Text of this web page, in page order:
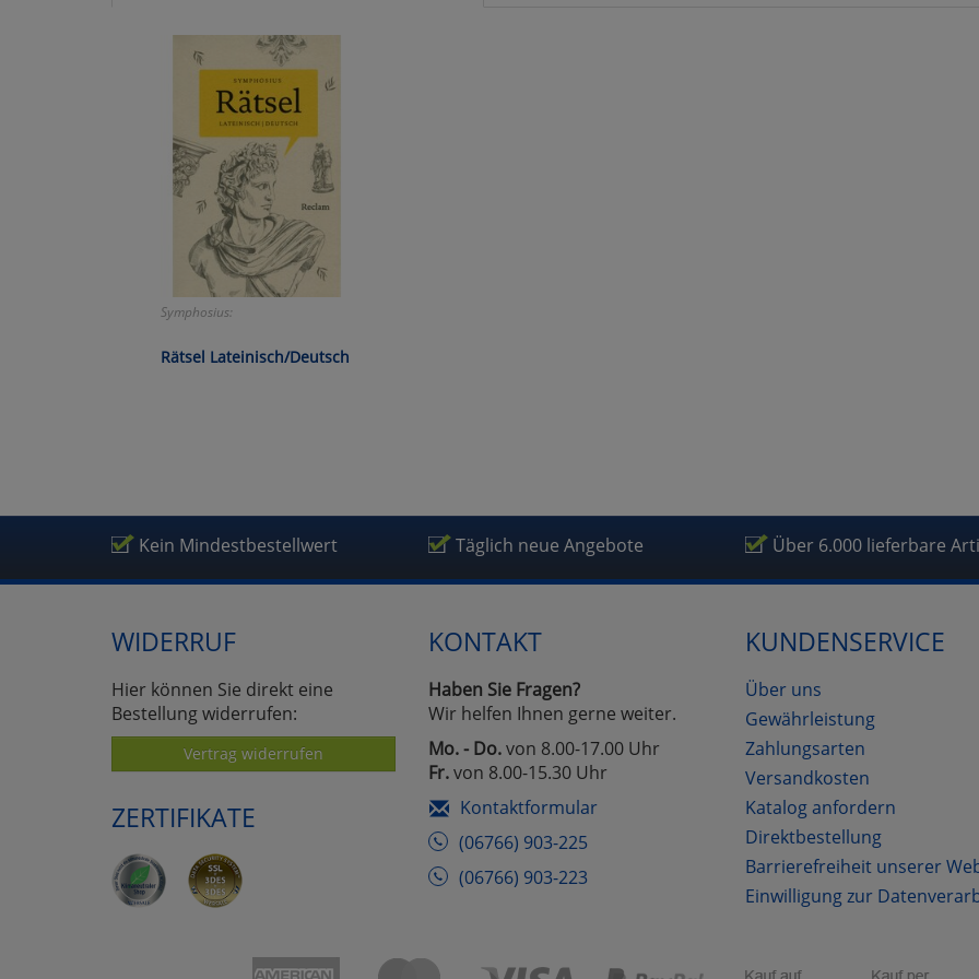
Symphosius:
Rätsel Lateinisch/Deutsch
Kein Mindestbestellwert Täglich neue Angebote Über 6.000 lieferbare
WIDERRUF
Hier können Sie direkt eine
Bestellung widerrufen:
Vertrag widerrufen
ZERTIFIKATE
KONTAKT
Haben Sie Fragen?
Wir helfen Ihnen gerne weiter.
Mo. - Do.von 8.00-17.00 Uhr
Fr.von 8.00-15.30 Uhr
Kontaktformular
(06766) 903-225
(06766) 903-223
KUNDENSERVICE
Über uns
Gewährleistung
Zahlungsarten
Versandkosten
Katalog anfordern
Direktbestellung
Barrierefreiheit unserer
Einwilligung zur